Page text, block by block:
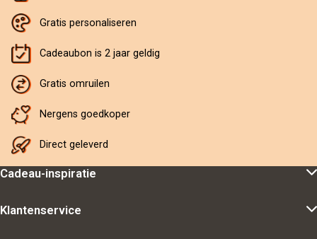
Gratis personaliseren
Cadeaubon is 2 jaar geldig
Gratis omruilen
Nergens goedkoper
Direct geleverd
Cadeau-inspiratie
Klantenservice